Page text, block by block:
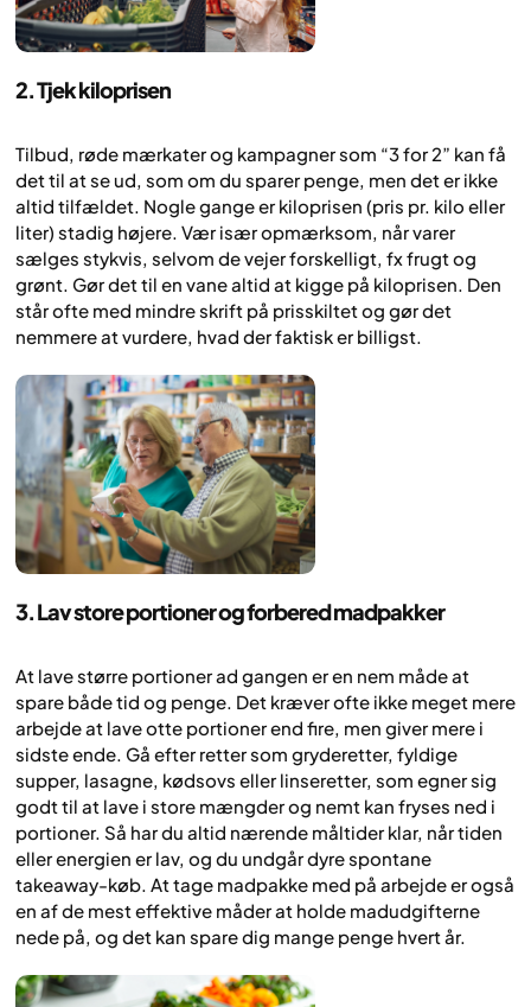
2. Tjek kiloprisen
Tilbud, røde mærkater og kampagner som “3 for 2” kan få
det til at se ud, som om du sparer penge, men det er ikke
altid tilfældet. Nogle gange er kiloprisen (pris pr. kilo eller
liter) stadig højere. Vær især opmærksom, når varer
sælges stykvis, selvom de vejer forskelligt, fx frugt og
grønt. Gør det til en vane altid at kigge på kiloprisen. Den
står ofte med mindre skrift på prisskiltet og gør det
nemmere at vurdere, hvad der faktisk er billigst.
3. Lav store portioner og forbered madpakker
At lave større portioner ad gangen er en nem måde at
spare både tid og penge. Det kræver ofte ikke meget mere
arbejde at lave otte portioner end fire, men giver mere i
sidste ende. Gå efter retter som gryderetter, fyldige
supper, lasagne, kødsovs eller linseretter, som egner sig
godt til at lave i store mængder og nemt kan fryses ned i
portioner. Så har du altid nærende måltider klar, når tiden
eller energien er lav, og du undgår dyre spontane
takeaway-køb. At tage madpakke med på arbejde er også
en af de mest effektive måder at holde madudgifterne
nede på, og det kan spare dig mange penge hvert år.